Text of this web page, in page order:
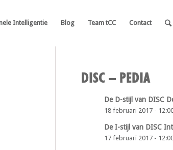
Intelligentie Blog Team tCC Contact
DISC – PEDIA
De D-stijl van DISC
18 februari 2017 -
De I-stijl van DISC
17 februari 2017 -